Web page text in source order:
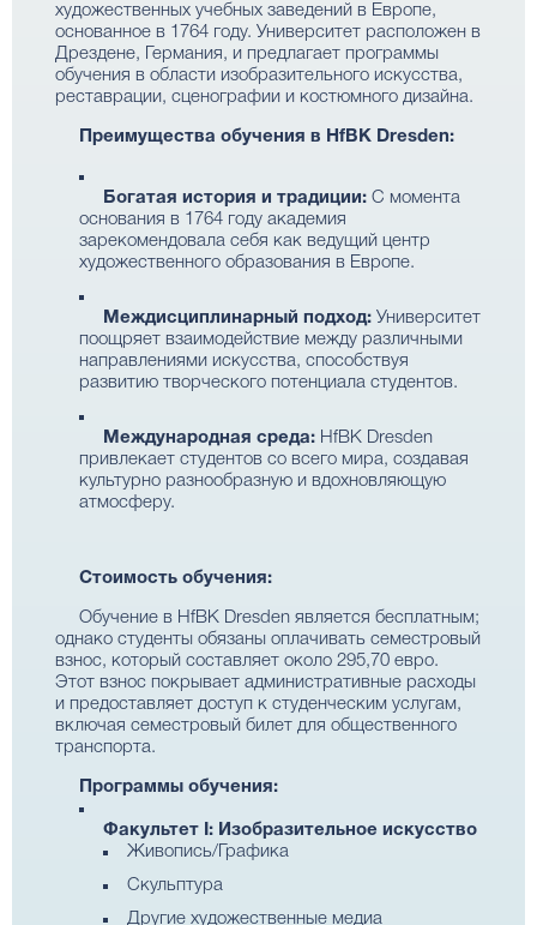
художественных учебных заведений в Европе,
основанное в 1764 году. Университет расположен в
Дрездене, Германия, и предлагает программы
обучения в области изобразительного искусства,
реставрации, сценографии и костюмного дизайна.
Преимущества обучения в HfBK Dresden:
Богатая история и традиции: С момента
основания в 1764 году академия
зарекомендовала себя как ведущий центр
художественного образования в Европе.
Междисциплинарный подход: Университет
поощряет взаимодействие между различными
направлениями искусства, способствуя
развитию творческого потенциала студентов.
Международная среда: HfBK Dresden
привлекает студентов со всего мира, создавая
культурно разнообразную и вдохновляющую
атмосферу.
Стоимость обучения:
Обучение в HfBK Dresden является бесплатным;
однако студенты обязаны оплачивать семестровый
взнос, который составляет около 295,70 евро.
Этот взнос покрывает административные расходы
и предоставляет доступ к студенческим услугам,
включая семестровый билет для общественного
транспорта.
Программы обучения:
Факультет I: Изобразительное искусство
Живопись/Графика
Скульптура
Другие художественные медиа